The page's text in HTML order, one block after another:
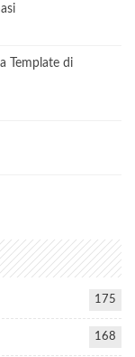
Template di
175
168